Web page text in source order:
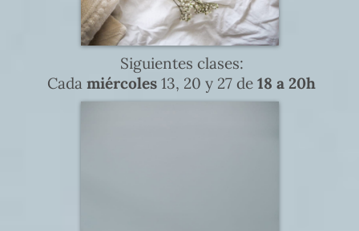
Siguientes clases:
Cada miércoles 13, 20 y 27 de 18 a 20h